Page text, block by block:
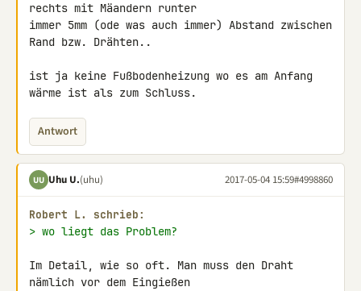
rechts mit Mäandern runter
immer 5mm (ode was auch immer) Abstand zwischen
Rand bzw. Drähten..
ist ja keine Fußbodenheizung wo es am Anfang
wärme ist als zum Schluss.
Antwort
UU Uhu U.(uhu) 2017-05-04 15:59#4998860
Robert L. schrieb:
> wo liegt das Problem?
Im Detail, wie so oft. Man muss den Draht
nämlich vor dem Eingießen